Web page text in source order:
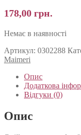
178,00 грн.
Немає в наявності
Артикул: 0302288
Maimeri
Опис
Додаткова
Відгуки (0)
Опис